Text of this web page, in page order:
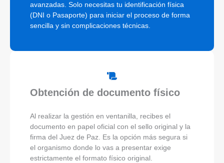
avanzadas. Solo necesitas tu identificación física
(DNI o Pasaporte) para iniciar el proceso de forma
sencilla y sin complicaciones técnicas.
Obtención de documento físico
Al realizar la gestión en ventanilla, recibes el
documento en papel oficial con el sello original y la
firma del Juez de Paz. Es la opción más segura si
el organismo donde lo vas a presentar exige
estrictamente el formato físico original.